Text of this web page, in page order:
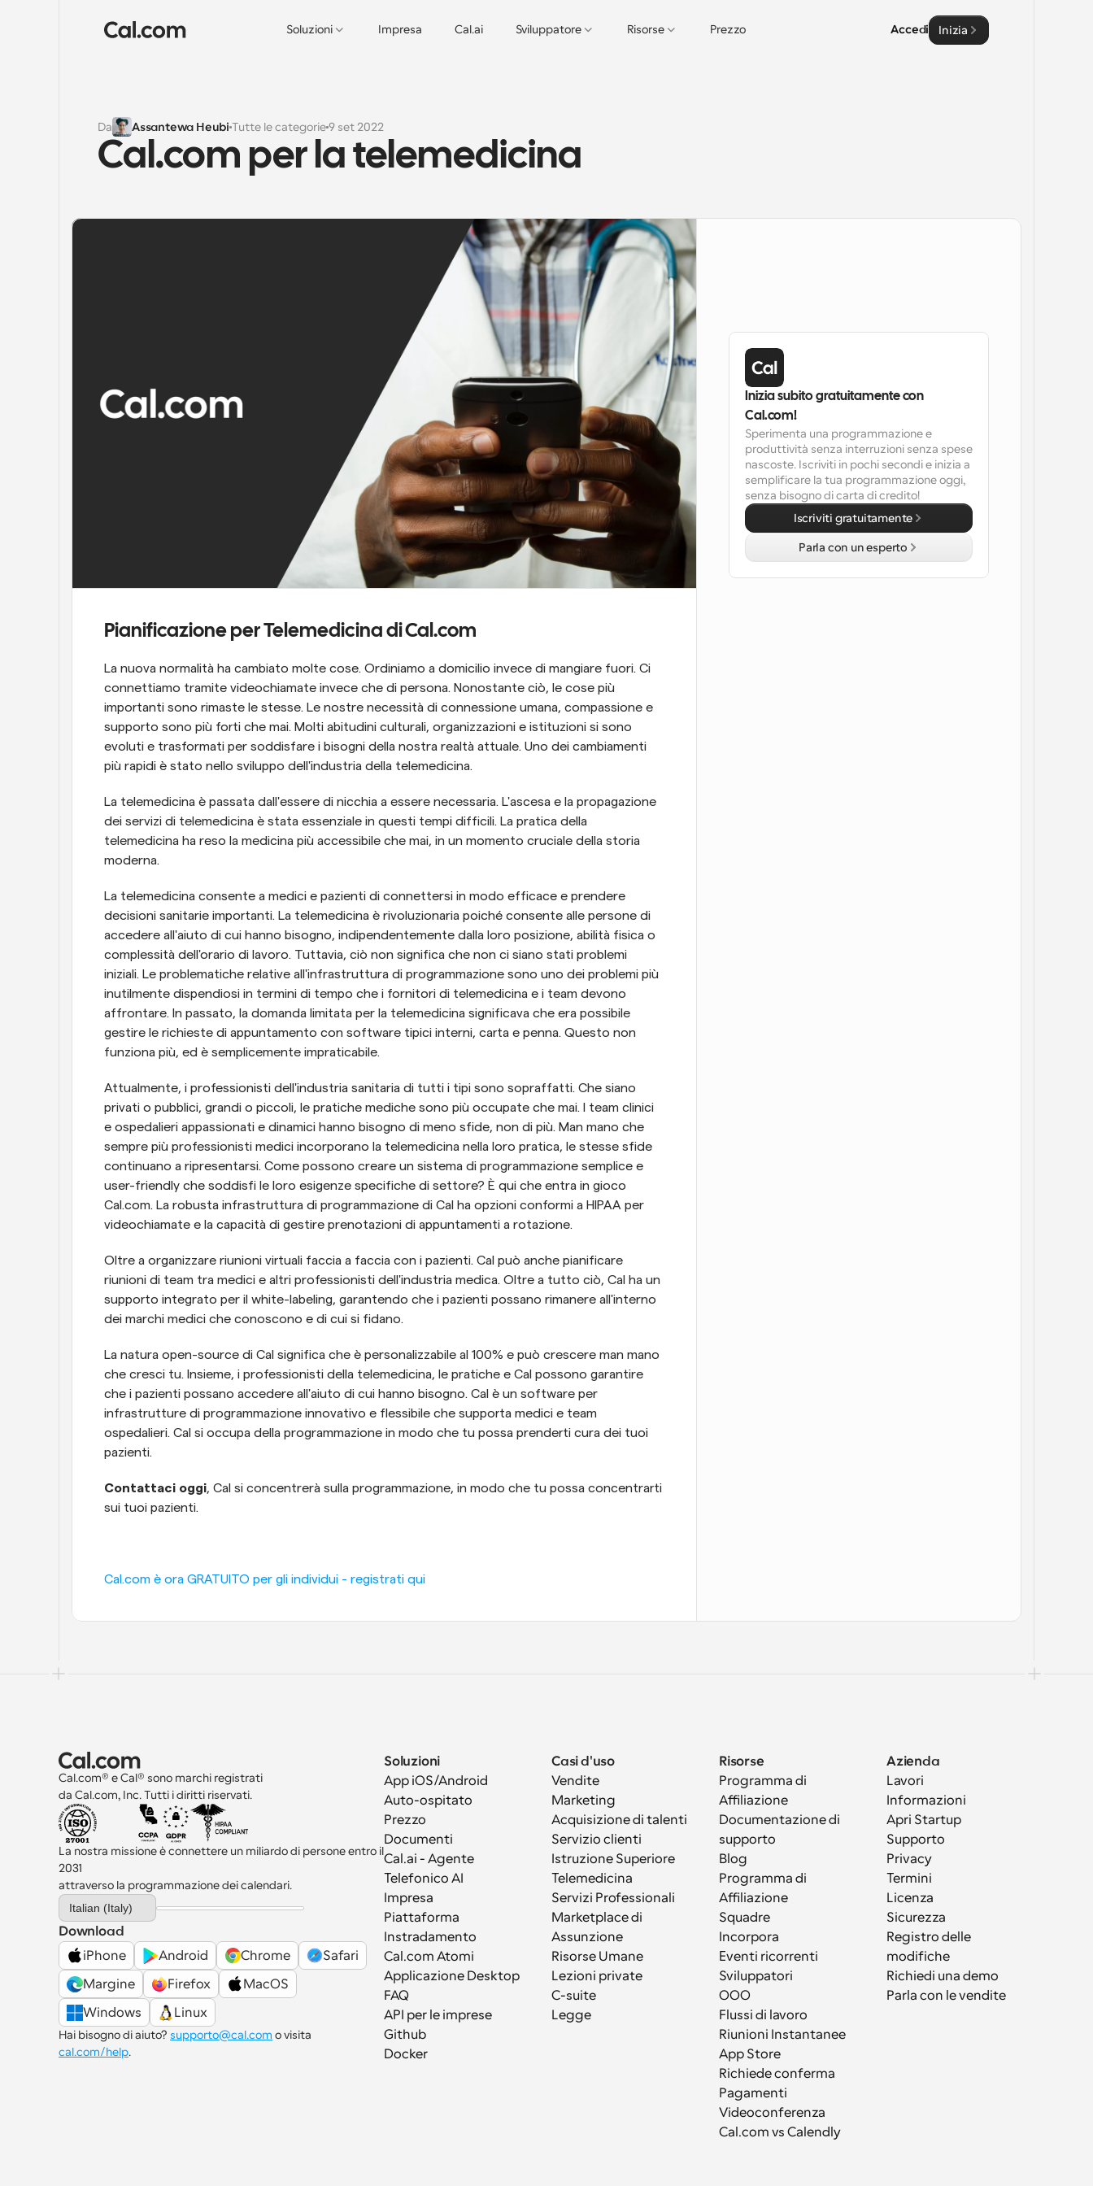
Soluzioni Impresa Cal.ai Sviluppatore Risorse Prezzo Accedi Inizia
Da Assantewa Heubi Tutte le categorie9 set 2022
Cal.com per la telemedicina
Pianificazione per Telemedicina di Cal.com
La nuova normalità ha cambiato molte cose. Ordiniamo a domicilio invece di mangiare fuori. Ci
connettiamo tramite videochiamate invece che di persona. Nonostante ciò, le cose più
importanti sono rimaste le stesse. Le nostre necessità di connessione umana, compassione e
supporto sono più forti che mai. Molti abitudini culturali, organizzazioni e istituzioni si sono
evoluti e trasformati per soddisfare i bisogni della nostra realtà attuale. Uno dei cambiamenti
più rapidi è stato nello sviluppo dell'industria della telemedicina.
La telemedicina è passata dall'essere di nicchia a essere necessaria. L'ascesa e la propagazione
dei servizi di telemedicina è stata essenziale in questi tempi difficili. La pratica della
telemedicina ha reso la medicina più accessibile che mai, in un momento cruciale della storia
moderna.
La telemedicina consente a medici e pazienti di connettersi in modo efficace e prendere
decisioni sanitarie importanti. La telemedicina è rivoluzionaria poiché consente alle persone di
accedere all'aiuto di cui hanno bisogno, indipendentemente dalla loro posizione, abilità fisica o
complessità dell'orario di lavoro. Tuttavia, ciò non significa che non ci siano stati problemi
iniziali. Le problematiche relative all'infrastruttura di programmazione sono uno dei problemi più
inutilmente dispendiosi in termini di tempo che i fornitori di telemedicina e i team devono
affrontare. In passato, la domanda limitata per la telemedicina significava che era possibile
gestire le richieste di appuntamento con software tipici interni, carta e penna. Questo non
funziona più, ed è semplicemente impraticabile.
Attualmente, i professionisti dell'industria sanitaria di tutti i tipi sono sopraffatti. Che siano
privati o pubblici, grandi o piccoli, le pratiche mediche sono più occupate che mai. I team clinici
e ospedalieri appassionati e dinamici hanno bisogno di meno sfide, non di più. Man mano che
sempre più professionisti medici incorporano la telemedicina nella loro pratica, le stesse sfide
continuano a ripresentarsi. Come possono creare un sistema di programmazione semplice e
user-friendly che soddisfi le loro esigenze specifiche di settore? È qui che entra in gioco
Cal.com. La robusta infrastruttura di programmazione di Cal ha opzioni conformi a HIPAA per
videochiamate e la capacità di gestire prenotazioni di appuntamenti a rotazione.
Oltre a organizzare riunioni virtuali faccia a faccia con i pazienti. Cal può anche pianificare
riunioni di team tra medici e altri professionisti dell'industria medica. Oltre a tutto ciò, Cal ha un
supporto integrato per il white-labeling, garantendo che i pazienti possano rimanere all'interno
dei marchi medici che conoscono e di cui si fidano.
La natura open-source di Cal significa che è personalizzabile al 100% e può crescere man mano
che cresci tu. Insieme, i professionisti della telemedicina, le pratiche e Cal possono garantire
che i pazienti possano accedere all'aiuto di cui hanno bisogno. Cal è un software per
infrastrutture di programmazione innovativo e flessibile che supporta medici e team
ospedalieri. Cal si occupa della programmazione in modo che tu possa prenderti cura dei tuoi
pazienti.
Contattaci oggi, Cal si concentrerà sulla programmazione, in modo che tu possa concentrarti
sui tuoi pazienti.
Cal.com è ora GRATUITO per gli individui - registrati qui
Inizia subito gratuitamente con
Cal.com!
Sperimenta una programmazione e
produttività senza interruzioni senza spese
nascoste. Iscriviti in pochi secondi e inizia a
semplificare la tua programmazione oggi,
senza bisogno di carta di credito!
Iscriviti gratuitamente
Parla con un esperto
Cal.com® e Cal® sono marchi registrati
da Cal.com, Inc. Tutti i diritti riservati.
La nostra missione è connettere un miliardo di persone entro il
2031
attraverso la programmazione dei calendari.
Select Language
Italian (Italy)
Download
iPhone
Android Chrome
Safari
Margine
Firefox
MacOS
Windows
Linux
Hai bisogno di aiuto? supporto@cal.com
cal.com/help.
Soluzioni
App iOS/Android
Auto-ospitato
Prezzo
Documenti
Cal.ai - Agente
Telefonico AI
Impresa
Piattaforma
Instradamento
Cal.com Atomi
Applicazione Desktop
FAQ
API per le imprese
Github
Docker
Casi d'uso
Vendite
Marketing
Acquisizione di talenti
Servizio clienti
Istruzione Superiore
Telemedicina
Servizi Professionali
Marketplace di
Assunzione
Risorse Umane
Lezioni private
C-suite
Legge
Risorse
Programma di
Affiliazione
Documentazione di
supporto
Blog
Programma di
Affiliazione
Squadre
Incorpora
Eventi ricorrenti
Sviluppatori
OOO
Flussi di lavoro
Riunioni Instantanee
App Store
Richiede conferma
Pagamenti
Videoconferenza
Cal.com vs Calendly
Azienda
Lavori
Informazioni
Apri Startup
Supporto
Privacy
Termini
Licenza
Sicurezza
Registro delle
modifiche
Richiedi una demo
Parla con le vendite